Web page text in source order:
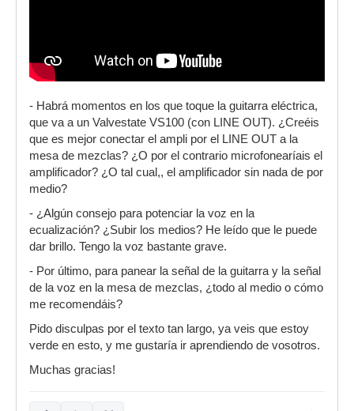
- Habrá momentos en los que toque la guitarra eléctrica,
que va a un Valvestate VS100 (con LINE OUT). ¿Creéis
que es mejor conectar el ampli por el LINE OUT a la
mesa de mezclas? ¿O por el contrario microfonearíais el
amplificador? ¿O tal cual,, el amplificador sin nada de por
medio?
- ¿Algún consejo para potenciar la voz en la
ecualización? ¿Subir los medios? He leído que le puede
dar brillo. Tengo la voz bastante grave.
- Por último, para panear la señal de la guitarra y la señal
de la voz en la mesa de mezclas, ¿todo al medio o cómo
me recomendáis?
Pido disculpas por el texto tan largo, ya veis que estoy
verde en esto, y me gustaría ir aprendiendo de vosotros.
Muchas gracias!